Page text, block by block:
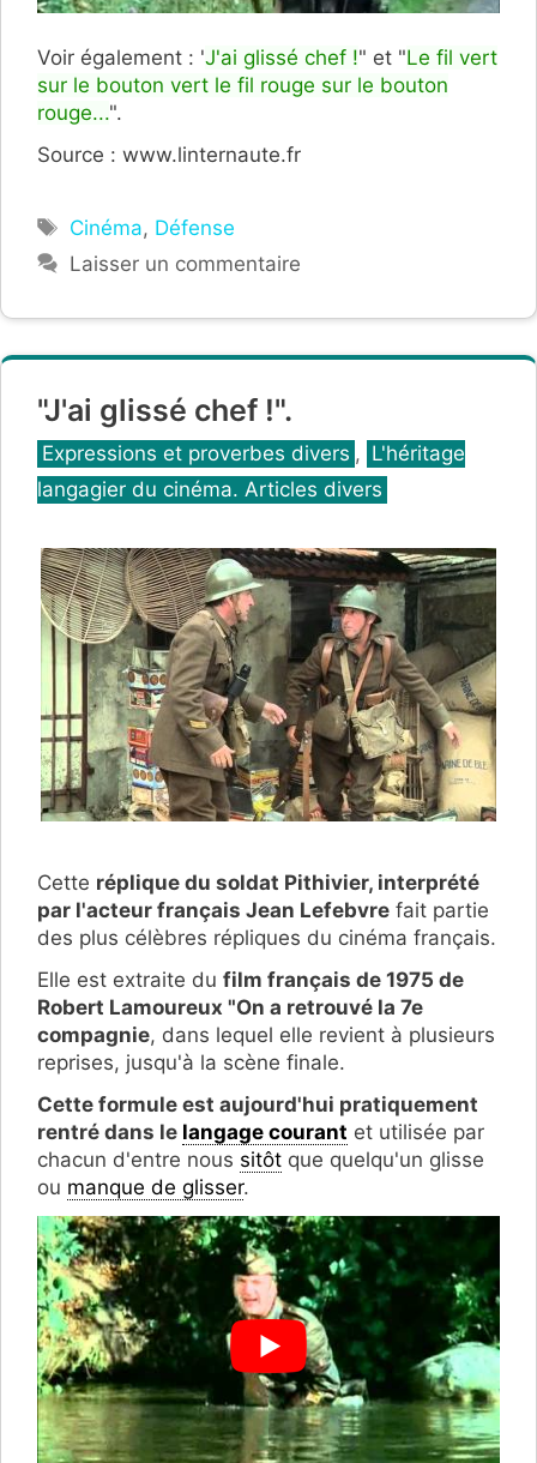
Voir également : "J'ai glissé chef !" et "Le fil vert
sur le bouton vert le fil rouge sur le bouton
rouge...".
Source : www.linternaute.fr
Étiquettes
Cinéma, Défense
Laisser un commentaire
"J'ai glissé chef !".
Catégories
Expressions et proverbes divers , L'héritage
langagier du cinéma. Articles divers
Cette réplique du soldat Pithivier, interprété
par l'acteur français Jean Lefebvre fait partie
des plus célèbres répliques du cinéma français.
Elle est extraite du film français de 1975 de
Robert Lamoureux "On a retrouvé la 7e
compagnie, dans lequel elle revient à plusieurs
reprises, jusqu'à la scène finale.
Cette formule est aujourd'hui pratiquement
rentré dans le langage courant et utilisée par
chacun d'entre nous sitôt que quelqu'un glisse
ou manque de glisser.